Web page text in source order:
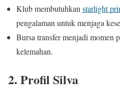
Klub membutuhkan starlight
pengalaman untuk menjaga
Bursa transfer menjadi momen
kelemahan.
2. Profil Silva